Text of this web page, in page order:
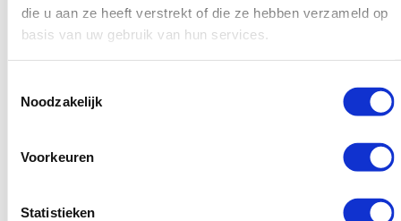
die u aan ze heeft verstrekt of die ze hebben verzameld op
basis van uw gebruik van hun services.
Noodzakelijk
Voorkeuren
Statistieken
Reageren
nieuwsbericht.
Inloggen